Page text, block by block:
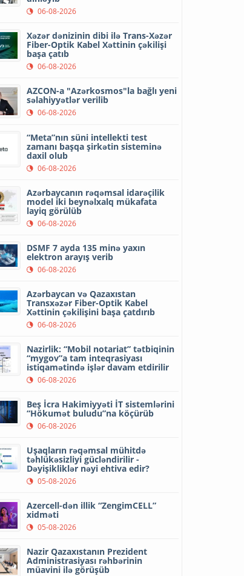
06-08-2026
Xəzər dənizinin dibi ilə Trans-Xəzər
Fiber-Optik Kabel Xəttinin çəkilişi
başa çatıb
06-08-2026
AZCON-a "Azərkosmos"la bağlı yeni
səlahiyyətlər verilib
06-08-2026
“Meta”nın süni intellekti test
zamanı başqa şirkətin sisteminə
daxil olub
06-08-2026
Azərbaycanın rəqəmsal idarəçilik
model iki beynəlxalq mükafata
layiq görülüb
06-08-2026
DSMF 7 ayda 135 minə yaxın
elektron arayış verib
06-08-2026
Azərbaycan və Qazaxıstan
Transxəzər Fiber-Optik Kabel
Xəttinin çəkilişini başa çatdırıb
06-08-2026
Nazirlik: “Mobil notariat” tətbiqinin
“mygov”a tam inteqrasiyası
istiqamətində işlər davam etdirilir
06-08-2026
Beş İcra Hakimiyyəti İT sistemlərini
“Hökumət buludu”na köçürüb
06-08-2026
Uşaqların rəqəmsal mühitdə
təhlükəsizliyi gücləndirilir -
Dəyişikliklər nəyi ehtiva edir?
05-08-2026
Azercell-dən illik “ZengimCELL”
xidməti
05-08-2026
Nazir Qazaxıstanın Prezident
Administrasiyası rəhbərinin
müavini ilə görüşüb